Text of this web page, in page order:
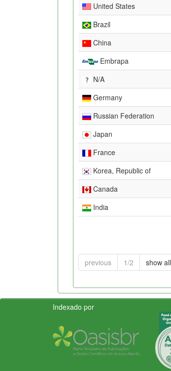
United States
Brazil
China
Embrapa
N/A
Germany
Russian Federation
Japan
France
Korea, Republic of
Canada
India
previous 1/2 show all
Indexado por